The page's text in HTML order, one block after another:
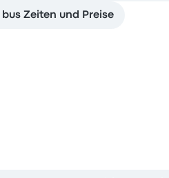
Zeiten und Preise